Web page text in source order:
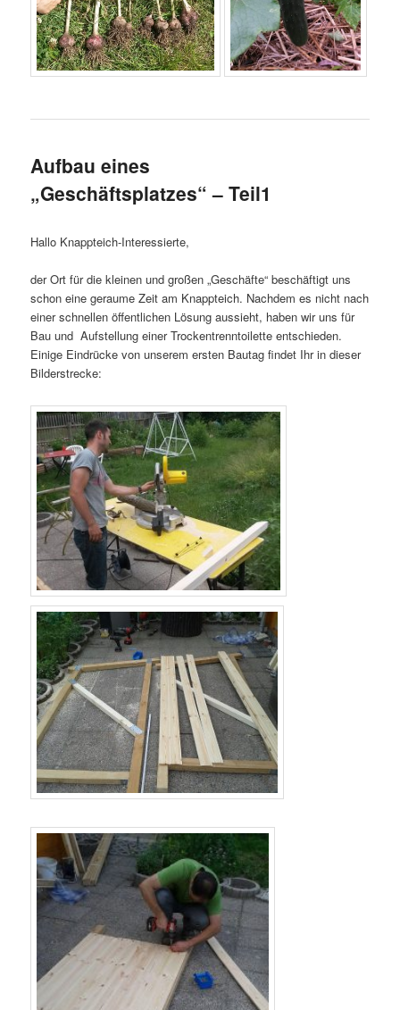
Aufbau eines
„Geschäftsplatzes“ – Teil1
Hallo Knappteich-Interessierte,
der Ort für die kleinen und großen „Geschäfte“ beschäftigt uns
schon eine geraume Zeit am Knappteich. Nachdem es nicht nach
einer schnellen öffentlichen Lösung aussieht, haben wir uns für
Bau und Aufstellung einer Trockentrenntoilette entschieden.
Einige Eindrücke von unserem ersten Bautag findet Ihr in dieser
Bilderstrecke: